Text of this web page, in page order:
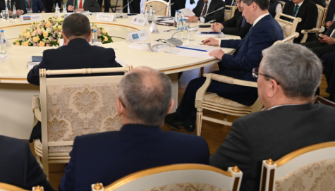
büdcəyə baxışMƏQALƏ
Gülminə Məlikzadə: “Azərbaycan
Bacarıqlar Akseleratoru” ixtisaslaşmış
kadrların hazırlanmasını hədəfləyir”
MÜSAHİBƏ
Azərbaycanda dövlət-özəl
çərçivəsində həyata
layihəVİDEO
Aydın Hüseynov: “Əsrin
Azərbaycanın iqtisadi
təmin edən əsas
MÜSAHİBƏ